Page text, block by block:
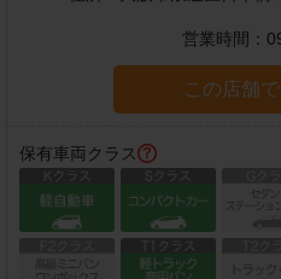
営業時間：
この店舗
保有車両クラス